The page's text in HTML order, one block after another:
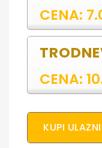
CENA:
CENA:
KUPI